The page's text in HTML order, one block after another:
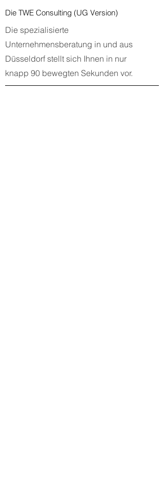
Die TWE Consulting (UG Version)
Die spezialisierte
Unternehmensberatung in und aus
Düsseldorf stellt sich Ihnen in nur
knapp 90 bewegten Sekunden vor.